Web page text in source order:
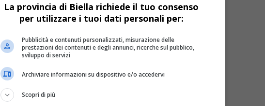
La provincia di Biella richiede il tuo consenso
per utilizzare i tuoi dati personali per:
Pubblicità e contenuti personalizzati, misurazione delle
prestazioni dei contenuti e degli annunci, ricerche sul pubblico,
sviluppo di servizi
Archiviare informazioni su dispositivo e/o accedervi
Scopri di più